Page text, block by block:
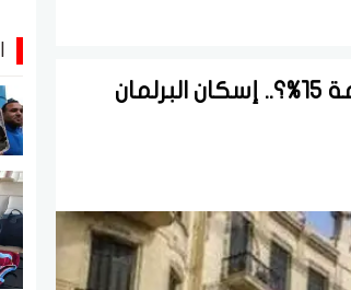
هل سيتم زيادة الإيجار القديم للوحدات السكنية بقيمة 15%؟.. إسكان البرلمان